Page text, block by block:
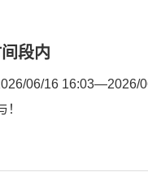
段内
06/16 16:03—2026/
！